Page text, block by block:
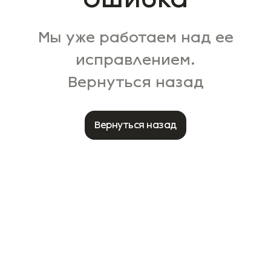
Мы уже работаем над ее
исправлением.
Вернуться назад
Вернуться назад